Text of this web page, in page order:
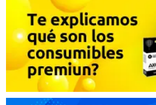
Buen producto de calidad
Recomendaría su compra:Si
Ducor 18. 11. 2020
Todo bien, como siempre.
Recomendaría su compra: